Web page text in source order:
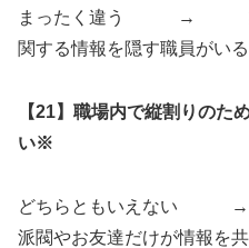
まったく違う → 業務
関する情報を隠す職員がいる
【21】職場内で縦割りのた
い※
どちらともいえない
派閥やお友達だけが情報を共